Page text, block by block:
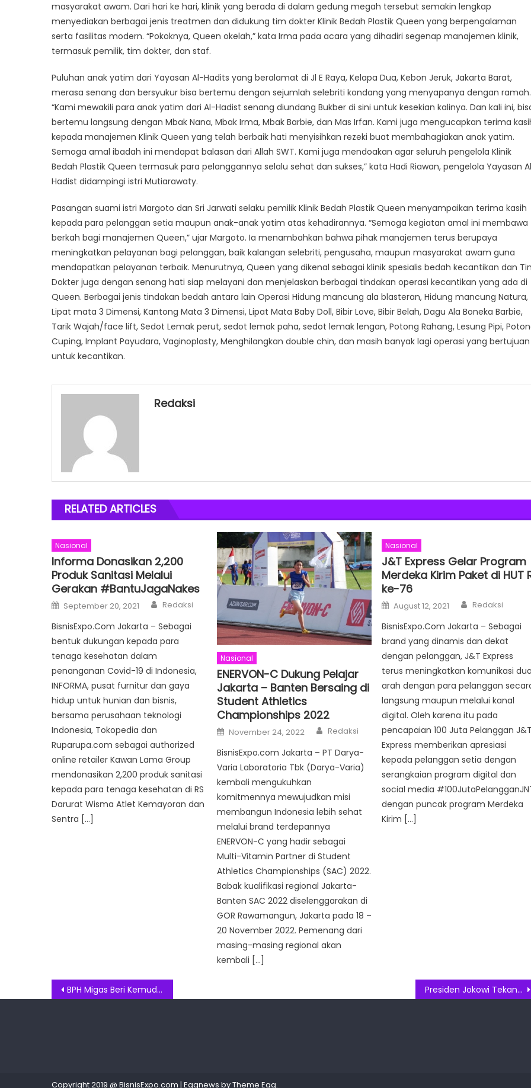
masyarakat awam. Dari hari ke hari, klinik yang berada di dalam gedung megah tersebut semakin lengkap
menyediakan berbagai jenis treatmen dan didukung tim dokter Klinik Bedah Plastik Queen yang berpengalaman
serta fasilitas modern. “Pokoknya, Queen okelah,” kata Irma pada acara yang dihadiri segenap manajemen klinik,
termasuk pemilik, tim dokter, dan staf.
Puluhan anak yatim dari Yayasan Al-Hadits yang beralamat di Jl E Raya, Kelapa Dua, Kebon Jeruk, Jakarta Barat,
merasa senang dan bersyukur bisa bertemu dengan sejumlah selebriti kondang yang menyapanya dengan ramah.
“Kami mewakili para anak yatim dari Al-Hadist senang diundang Bukber di sini untuk kesekian kalinya. Dan kali ini,
bertemu langsung dengan Mbak Nana, Mbak Irma, Mbak Barbie, dan Mas Irfan. Kami juga mengucapkan terima
kepada manajemen Klinik Queen yang telah berbaik hati menyisihkan rezeki buat membahagiakan anak yatim.
Semoga amal ibadah ini mendapat balasan dari Allah SWT. Kami juga mendoakan agar seluruh pengelola Klinik
Bedah Plastik Queen termasuk para pelanggannya selalu sehat dan sukses,” kata Hadi Riawan, pengelola Yayasan
Hadist didampingi istri Mutiarawaty.
Pasangan suami istri Margoto dan Sri Jarwati selaku pemilik Klinik Bedah Plastik Queen menyampaikan terima kasih
kepada para pelanggan setia maupun anak-anak yatim atas kehadirannya. “Semoga kegiatan amal ini membawa
berkah bagi manajemen Queen,” ujar Margoto. Ia menambahkan bahwa pihak manajemen terus berupaya
meningkatkan pelayanan bagi pelanggan, baik kalangan selebriti, pengusaha, maupun masyarakat awam guna
mendapatkan pelayanan terbaik. Menurutnya, Queen yang dikenal sebagai klinik spesialis bedah kecantikan dan
Dokter juga dengan senang hati siap melayani dan menjelaskan berbagai tindakan operasi kecantikan yang ada di
Queen. Berbagai jenis tindakan bedah antara lain Operasi Hidung mancung ala blasteran, Hidung mancung Natura,
Lipat mata 3 Dimensi, Kantong Mata 3 Dimensi, Lipat Mata Baby Doll, Bibir Love, Bibir Belah, Dagu Ala Boneka Barbie,
Tarik Wajah/face lift, Sedot Lemak perut, sedot lemak paha, sedot lemak lengan, Potong Rahang, Lesung Pipi,
Cuping, Implant Payudara, Vaginoplasty, Menghilangkan double chin, dan masih banyak lagi operasi yang bertujuan
untuk kecantikan.
Redaksi
RELATED ARTICLES
Nasional
Informa Donasikan 2,200
Produk Sanitasi Melalui
Gerakan #BantuJagaNakes
Posted
on
September 20, 2021 Author
Redaksi
BisnisExpo.Com Jakarta – Sebagai
bentuk dukungan kepada para
tenaga kesehatan dalam
penanganan Covid-19 di Indonesia,
INFORMA, pusat furnitur dan gaya
hidup untuk hunian dan bisnis,
bersama perusahaan teknologi
Indonesia, Tokopedia dan
Ruparupa.com sebagai authorized
online retailer Kawan Lama Group
mendonasikan 2,200 produk sanitasi
kepada para tenaga kesehatan di RS
Darurat Wisma Atlet Kemayoran dan
Sentra […]
Nasional
ENERVON-C Dukung Pelajar
Jakarta – Banten Bersaing di
Student Athletics
Championships 2022
Posted
on
November 24, 2022 Author
Redaksi
BisnisExpo.com Jakarta – PT Darya-
Varia Laboratoria Tbk (Darya-Varia)
kembali mengukuhkan
komitmennya mewujudkan misi
membangun Indonesia lebih sehat
melalui brand terdepannya
ENERVON-C yang hadir sebagai
Multi-Vitamin Partner di Student
Athletics Championships (SAC) 2022.
Babak kualifikasi regional Jakarta-
Banten SAC 2022 diselenggarakan di
GOR Rawamangun, Jakarta pada 18 –
20 November 2022. Pemenang dari
masing-masing regional akan
kembali […]
Nasional
J&T Express Gelar Program
Merdeka Kirim Paket di HUT
ke-76
Posted
on
August 12, 2021 Author
Redaksi
BisnisExpo.Com Jakarta – Sebagai
brand yang dinamis dan dekat
dengan pelanggan, J&T Express
terus meningkatkan komunikasi
arah dengan para pelanggan
langsung maupun melalui kanal
digital. Oleh karena itu pada
pencapaian 100 Juta Pelanggan
Express memberikan apresiasi
kepada pelanggan setia dengan
serangkaian program digital dan
social media
dengan puncak program Merdeka
Kirim […]
Post
BPH Migas Beri Kemudahan Pendistribusian BBM di Ruas Tol Presiden Jokowi Tekankan Pentingnya Kesetaraan Hubungan Ekonomi Indonesia-Jerman
Copyright 2019 @ BisnisExpo.com | Eggnews byTheme Egg.